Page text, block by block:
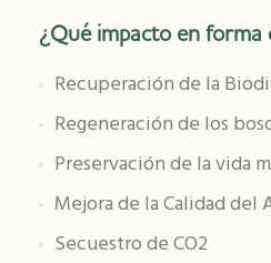
¿Qué impacto en forma
Recuperación de la
Regeneración de los
Preservación de la vida
Mejora de la Calidad del
Secuestro de CO2